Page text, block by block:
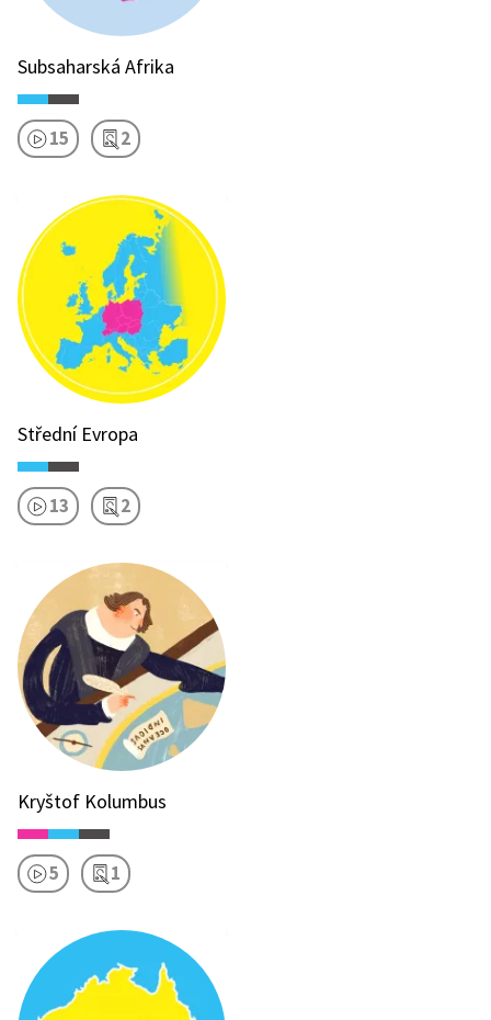
Subsaharská Afrika
15 2
Střední Evropa
13 2
Kryštof Kolumbus
5 1